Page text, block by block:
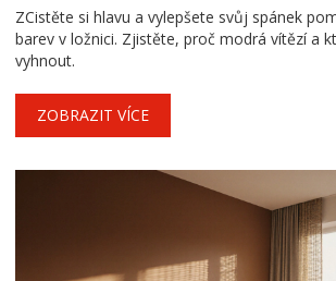
ZCistěte si hlavu a vylepšete svůj spánek
barev v ložnici. Zjistěte, proč modrá vítězí a
vyhnout.
ZOBRAZIT VÍCE